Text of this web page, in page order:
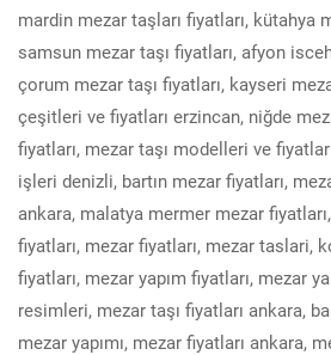
mardin mezar taşları fiyatları, kütahya
samsun mezar taşı fiyatları, afyon
çorum mezar taşı fiyatları, kayseri
çeşitleri ve fiyatları erzincan, niğde
fiyatları, mezar taşı modelleri ve
işleri denizli, bartın mezar fiyatları,
ankara, malatya mermer mezar
fiyatları, mezar fiyatları, mezar taslari,
fiyatları, mezar yapım fiyatları, mezar
resimleri, mezar taşı fiyatları ankara,
mezar yapımı, mezar fiyatları ankara,